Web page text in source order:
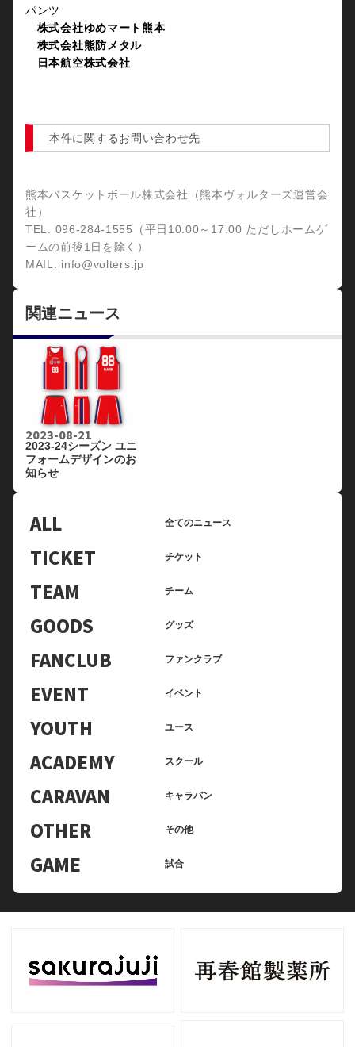
パンツ
株式会社ゆめマート熊本
株式会社熊防メタル
日本航空株式会社
本件に関するお問い合わせ先
熊本バスケットボール株式会社（熊本ヴォルターズ運営会
社）
TEL. 096-284-1555（平日10:00～17:00 ただしホームゲ
ームの前後1日を除く）
MAIL. info@volters.jp
関連ニュース
2023-08-21
2023-24シーズン ユニ
フォームデザインのお
知らせ
ALL 全てのニュース
TICKET チケット
TEAM チーム
GOODS グッズ
FANCLUB ファンクラブ
EVENT イベント
YOUTH ユース
ACADEMY スクール
CARAVAN キャラバン
OTHER その他
GAME 試合